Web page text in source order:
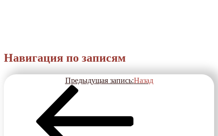
Навигация по записям
Предыдущая запись:Назад